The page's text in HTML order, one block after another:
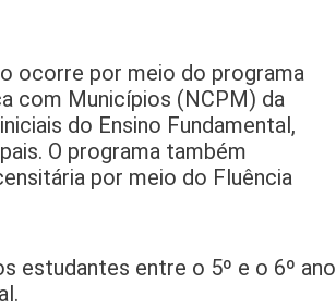
ocorre por meio do programa
com Municípios (NCPM) da
do Ensino Fundamental,
O programa também
por meio do Fluência
estudantes entre o 5º e o 6º ano